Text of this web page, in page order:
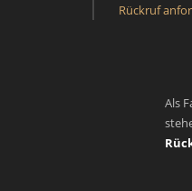
Rückruf
Als